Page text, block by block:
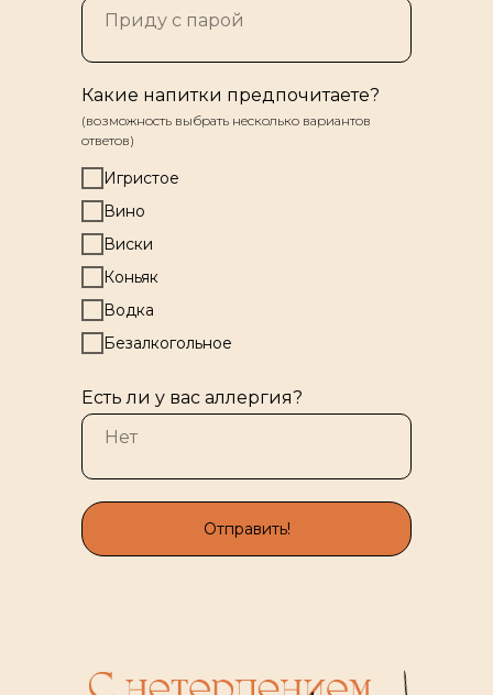
Какие напитки предпочитаете?
(возможность выбрать несколько вариантов
ответов)
Игристое
Вино
Виски
Коньяк
Водка
Безалкогольное
Есть ли у вас аллергия?
Отправить!